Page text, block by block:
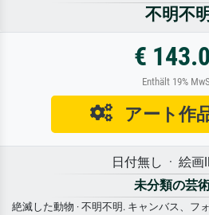
不明不明
€
Enthält 19%
アート作
日付無し · 絵画
未分類の芸
絶滅した動物 · 不明不明. キャンバス、フ